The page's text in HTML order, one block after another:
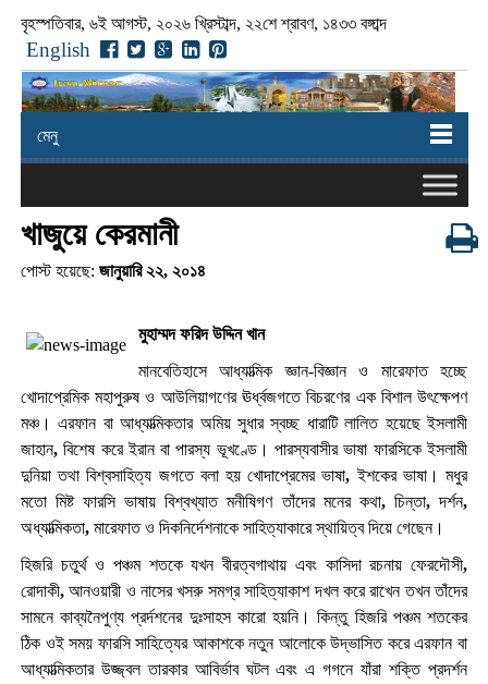
বৃহস্পতিবার, ৬ই আগস্ট, ২০২৬ খ্রিস্টাব্দ, ২২শে শ্রাবণ, ১৪৩৩ বঙ্গাব্দ
English
মেনু
খাজুয়ে কেরমানী
পোস্ট হয়েছে: জানুয়ারি ২২, ২০১৪
মুহাম্মদ ফরিদ উদ্দিন খান
মানবেতিহাসে আধ্যাত্মিক জ্ঞান-বিজ্ঞান ও মারেফাত হচ্ছে
খোদাপ্রেমিক মহাপুরুষ ও আউলিয়াগণের ঊর্ধ্বজগতে বিচরণের এক বিশাল উৎক্ষেপণ
মঞ্চ। এরফান বা আধ্যাত্মিকতার অমিয় সুধার স্বচ্ছ ধারাটি লালিত হয়েছে ইসলামী
জাহান,বিশেষ করে ইরান বা পারস্য ভূখণ্ডে। পারস্যবাসীর ভাষা ফারসিকে ইসলামী
দুনিয়া তথা বিশ্বসাহিত্য জগতে বলা হয় খোদাপ্রেমের ভাষা,ইশকের ভাষা। মধুর
মতো মিষ্ট ফারসি ভাষায় বিশ্বখ্যাত মনীষিগণ তাঁদের মনের কথা, চিন্তা,দর্শন,
অধ্যাত্মিকতা, মারেফাত ও দিকনির্দেশনাকে সাহিত্যাকারে স্থায়িত্ব দিয়ে গেছেন।
হিজরি চতুর্থ ও পঞ্চম শতকে যখন বীরত্বগাথায় এবং কাসিদা রচনায় ফেরদৌসী,
রোদাকী,আনওয়ারী ও নাসের খসরু সমগ্র সাহিত্যাকাশ দখল করে রাখেন তখন তাঁদের
সামনে কাব্যনৈপুণ্য প্রর্দশনের দুঃসাহস কারো হয়নি। কিন্তু হিজরি পঞ্চম শতকের
ঠিক ওই সময় ফারসি সাহিত্যের আকাশকে নতুন আলোকে উদ্ভাসিত করে এরফান বা
আধ্যাত্মিকতার উজ্জ্বল তারকার আবির্ভাব ঘটল এবং এ গগনে যাঁরা শক্তি প্রদর্শন